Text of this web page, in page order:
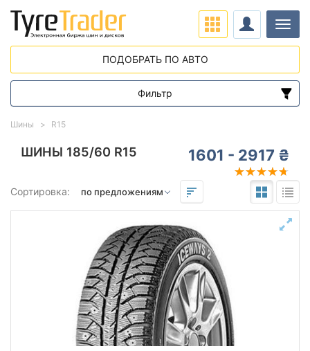
ШИНЫ 185/60 R15 1601 - 2917 ₴
Сортировка:
Шины R15
ПОДОБРАТЬ ПО АВТО
Фильтр
Диапазон цен
от
Подбор по параметрам
185